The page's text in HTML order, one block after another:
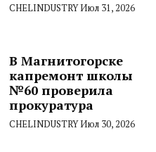
CHELINDUSTRYИюл 31, 2026
В Магнитогорске
капремонт школы
№60 проверила
прокуратура
CHELINDUSTRYИюл 30, 2026